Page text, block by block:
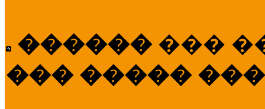
������ ���
��� �����